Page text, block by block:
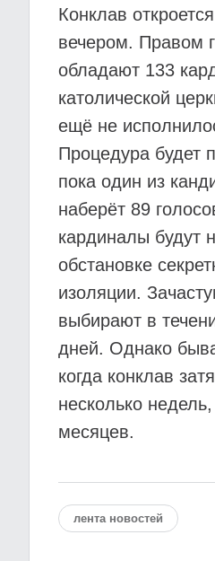
Конклав
вечером. Правом
обладают 133
католической
ещё не
Процедура будет
пока один из
наберёт 89
кардиналы будут
обстановке
изоляции.
выбирают в
дней. Однако
когда конклав
несколько
месяцев.
лента новостей